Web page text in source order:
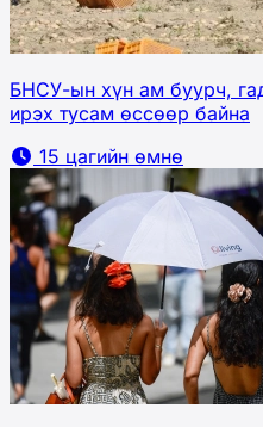
БНСУ-ын хүн ам буурч,
ирэх тусам өссөөр байна
15 цагийн өмнө